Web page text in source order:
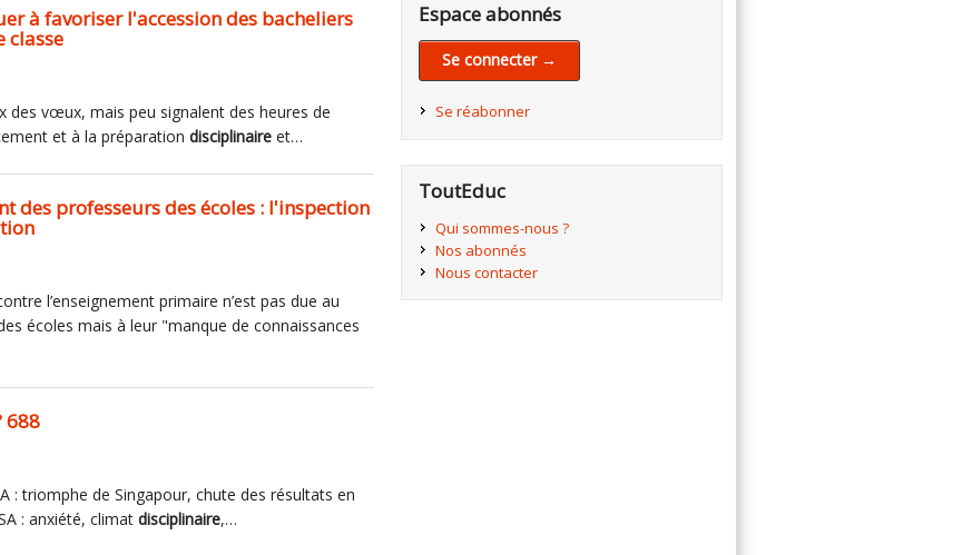
à favoriser l'accession des bacheliers
classe
des vœux, mais peu signalent des heures de
et à la préparation disciplinaire et…
des professeurs des écoles : l'inspection
l’enseignement primaire n’est pas due au
écoles mais à leur "manque de connaissances
688
: triomphe de Singapour, chute des résultats en
: anxiété, climat disciplinaire,…
Espace abonnés
Se connecter →
Se réabonner
ToutEduc
Qui sommes-nous ?
Nos abonnés
Nous contacter